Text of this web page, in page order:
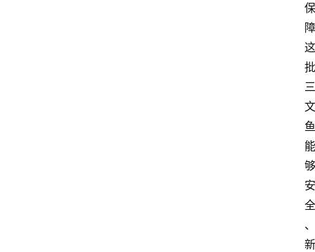
保
障
这
批
三
文
鱼
能
够
安
全
、
新